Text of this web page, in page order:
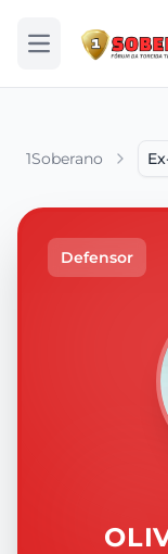
Abrir menu
1Soberano
Defensor